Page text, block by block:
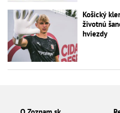
Košický
životnú
hviezdy